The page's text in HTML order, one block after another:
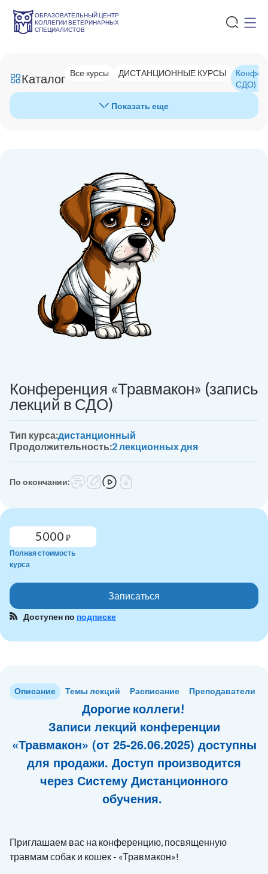
ОБРАЗОВАТЕЛЬНЫЙ ЦЕНТР
КОЛЛЕГИИ ВЕТЕРИНАРНЫХ
СПЕЦИАЛИСТОВ
Каталог Все курсы ДИСТАНЦИОННЫЕ КУРСЫ
СДО)
Показать еще
Конференция «Травмакон» (запись
лекций в СДО)
Тип курса:дистанционный
Продолжительность:2 лекционных дня
По окончании:
5000 ₽
Полная стоимость
курса
Записаться
Доступен по подписке
Описание Темы лекций Расписание Преподаватели
Дорогие коллеги!
Записи лекций конференции
«Травмакон» (от 25-26.06.2025) доступны
для продажи. Доступ производится
через Систему Дистанционного
обучения.
Приглашаем вас на конференцию, посвященную
травмам собак и кошек - «Травмакон»!